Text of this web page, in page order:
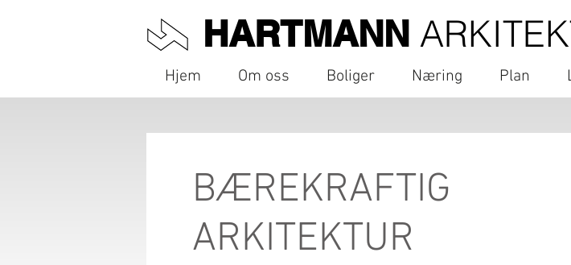
HARTMANN
Hjem Om oss Boliger Næring Plan
BÆREKRAFTIG
ARKITEKTUR